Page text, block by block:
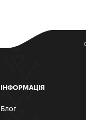
ІНФОРМАЦІЯ
Блог